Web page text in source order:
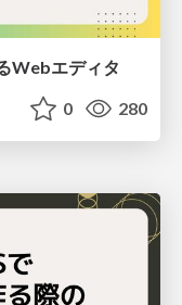
Webエディタ
0 280